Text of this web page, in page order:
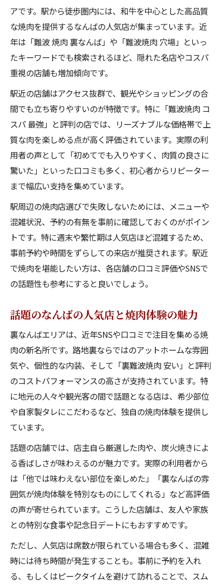
アです。駅から徒歩圏内には、和牛を中心とした高品質
な焼肉を提供するなんばの人気店が集まっています。近
年は「難波 焼肉 裏なんば」や「難波焼肉 穴場」といっ
たキーワードでも検索されるほど、隠れた名店やコスパ
重視の店舗も増加傾向です。
駅近の店舗はアクセス抜群で、観光やショッピングの合
間でも立ち寄りやすいのが特徴です。特に「難波焼肉 コ
スパ 最強」と評判の店では、リーズナブルな価格帯で上
質な肉を楽しめる点が高く評価されています。実際の利
用者の声として「初めてでも入りやすく、肉質の良さに
驚いた」といった口コミも多く、初心者からリピーター
まで幅広い支持を集めています。
駅周辺の焼肉店選びで失敗しないためには、メニューや
混雑状況、予約の有無を事前に確認しておくのがポイン
トです。特に週末や繁忙期は人気店ほど混雑するため、
事前予約や時間をずらしての来店が推奨されます。駅近
で焼肉を堪能したい方は、各店舗の口コミ評価やSNSで
の話題性も参考にすると良いでしょう。
話題のなんばの人気店と焼肉体験の魅力
裏なんばエリアは、近年SNSや口コミで注目を集める焼
肉の新名所です。路地裏ならではのアットホームな雰囲
気や、個性的な内装、そして「裏難波焼肉 安い」と評判
のコストパフォーマンスの高さが支持されています。特
に地元の人々や観光客の間で話題となる店は、希少部位
や自家製タレにこだわるなど、独自の焼肉体験を提供し
ています。
話題の店舗では、店主自ら厳選した肉や、炭火焼きによ
る香ばしさが味わえるのが魅力です。実際の利用者から
は「他では味わえない部位を楽しめた」「裏なんばの雰
囲気が焼肉体験を特別なものにしてくれる」など高評価
の声が寄せられています。こうした店舗は、友人や家族
との特別な食事や記念日デートにもおすすめです。
ただし、人気店は席数が限られている場合も多く、混雑
時には待ち時間が発生することも。事前に予約を入れ
る、もしくはピークタイムを避けて訪れることで、スム